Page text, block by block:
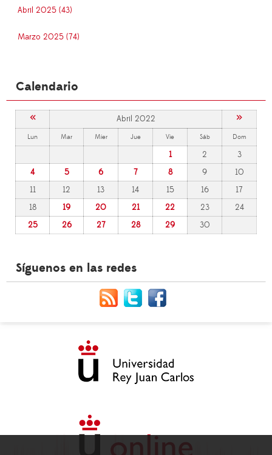
Abril 2025 (43)
Marzo 2025 (74)
Calendario
« Abril 2022 »
Lun Mar Mier Jue Vie Sáb Dom
1 2
3
4
5 6 7 8 9
10
11
12 13 14 15 16
17
18
19 20 21 22 23
24
25
26 27 28 29 30
Síguenos en las redes